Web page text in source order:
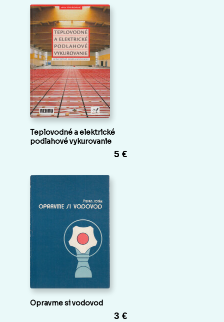
Teplovodné a elektrické
podlahové vykurovanie
5 €
Opravme si vodovod
3 €